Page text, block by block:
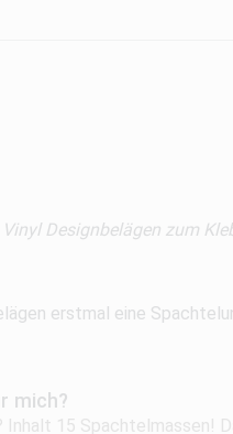
Designbelägen zum
erstmal eine
mich?
15 Spachtelmassen!